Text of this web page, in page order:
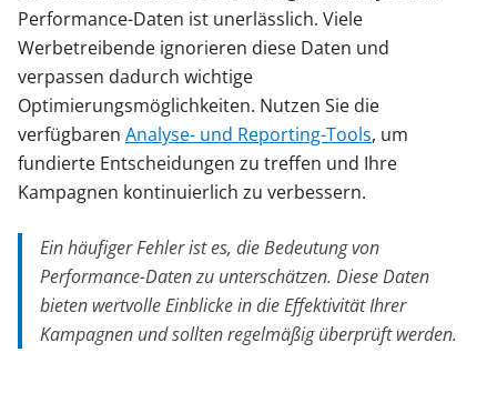
Performance-Daten ist unerlässlich. Viele
Werbetreibende ignorieren diese Daten und
verpassen dadurch wichtige
Optimierungsmöglichkeiten. Nutzen Sie die
verfügbaren Analyse- und Reporting-Tools, um
fundierte Entscheidungen zu treffen und Ihre
Kampagnen kontinuierlich zu verbessern.
Ein häufiger Fehler ist es, die Bedeutung von
Performance-Daten zu unterschätzen. Diese Daten
bieten wertvolle Einblicke in die Effektivität Ihrer
Kampagnen und sollten regelmäßig überprüft werden.